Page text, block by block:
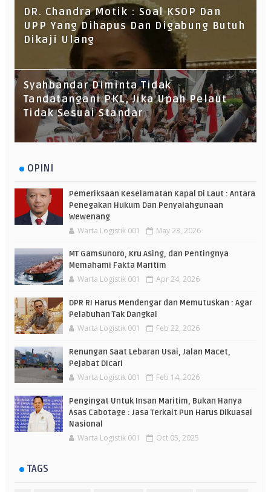
DR. Chandra Motik : Soal KSOP Dan
UPP Yang Dihapus Dan Digabung Butuh
Dikaji Ulang
Syahbandar Diminta Tidak
Tandatangani PKL, Jika Upah Pelaut
Tidak Sesuai Standar
OPINI
Pemeriksaan Keselamatan Kapal Di Laut : Antara
Penegakan Hukum Dan Penyalahgunaan
Wewenang
Warta Logistik 001 May 23, 2026
MT Gamsunoro, Kru Asing, dan Pentingnya
Memahami Fakta Maritim
Warta Logistik 001 Apr 24, 2026
DPR RI Harus Mendengar dan Memutuskan : Agar
Pelabuhan Tak Dangkal
Warta Logistik 001 Feb 22, 2026
Renungan Saat Lebaran Usai, Jalan Macet,
Pejabat Dicari
Warta Logistik 001 Feb 14, 2026
Pengingat Untuk Insan Maritim, Bukan Hanya
Asas Cabotage : Jasa Terkait Pun Harus Dikuasai
Nasional
Warta Logistik 001 Oct 05, 2025
TAGS